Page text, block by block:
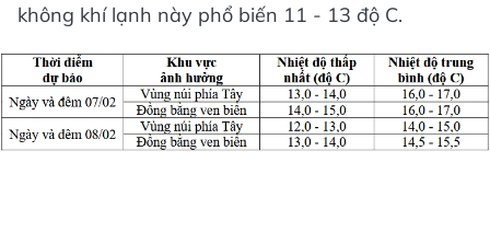
không khí lạnh này phổ biến 11 - 13 độ C.